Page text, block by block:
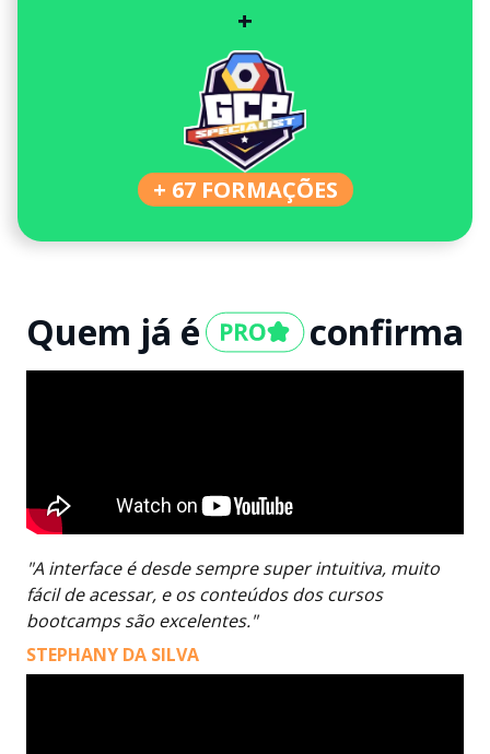
+
+ 67 FORMAÇÕES
Quem já é confirma
"A interface é desde sempre super intuitiva, muito
fácil de acessar, e os conteúdos dos cursos
bootcamps são excelentes."
STEPHANY DA SILVA